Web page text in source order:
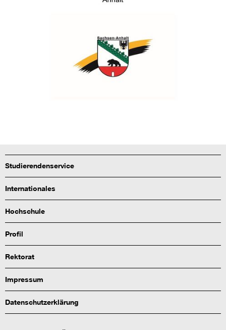
Studierendenservice
Internationales
Hochschule
Profil
Rektorat
Impressum
Datenschutzerklärung